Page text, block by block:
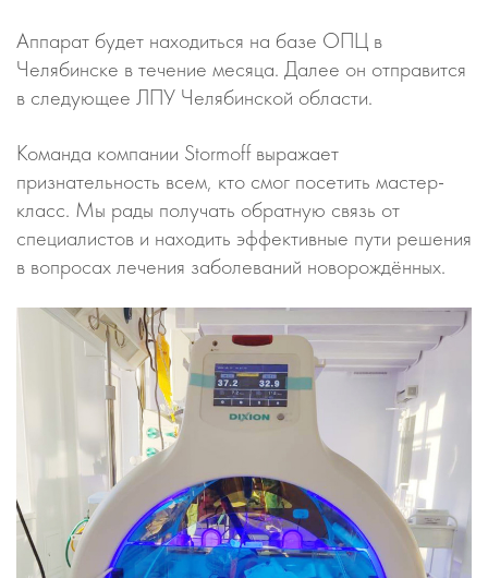
Аппарат будет находиться на базе ОПЦ в
Челябинске в течение месяца. Далее он отправится
в следующее ЛПУ Челябинской области.
Команда компании Stormoff выражает
признательность всем, кто смог посетить мастер-
класс. Мы рады получать обратную связь от
специалистов и находить эффективные пути решения
в вопросах лечения заболеваний новорождённых.